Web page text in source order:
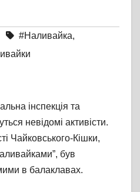
#Наливайка,
інспекція та
невідомі активісти.
Чайковського-Кішки,
був
в балаклавах.